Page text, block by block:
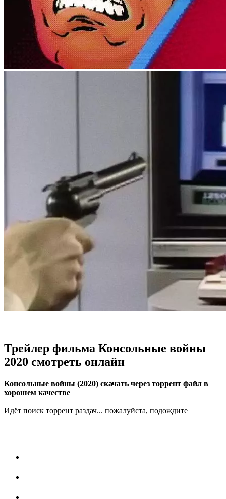
Трейлер фильма Консольные войны
2020 смотреть онлайн
Консольные войны (2020) скачать через торрент файл в
хорошем качестве
Идёт поиск торрент раздач... пожалуйста, подождите